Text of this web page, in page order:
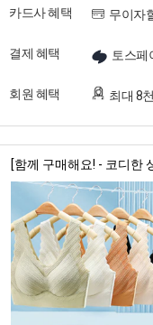
카드사 혜택 무이자
결제 혜택 토스페
회원 혜택 최대 8
[함께 구매해요! - 코디한